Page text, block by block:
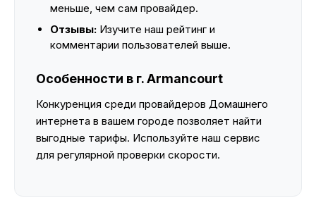
меньше, чем сам провайдер.
Отзывы: Изучите наш рейтинг и
комментарии пользователей выше.
Особенности в г. Armancourt
Конкуренция среди провайдеров Домашнего
интернета в вашем городе позволяет найти
выгодные тарифы. Используйте наш сервис
для регулярной проверки скорости.